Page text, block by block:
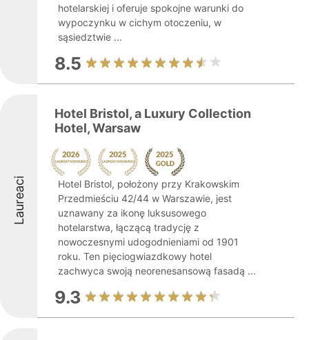
hotelarskiej i oferuje spokojne warunki do
wypoczynku w cichym otoczeniu, w
sąsiedztwie ...
8.5
Laureaci
Hotel Bristol, a Luxury Collection
Hotel, Warsaw
Hotel Bristol, położony przy Krakowskim
Przedmieściu 42/44 w Warszawie, jest
uznawany za ikonę luksusowego
hotelarstwa, łączącą tradycję z
nowoczesnymi udogodnieniami od 1901
roku. Ten pięciogwiazdkowy hotel
zachwyca swoją neorenesansową fasadą ...
9.3